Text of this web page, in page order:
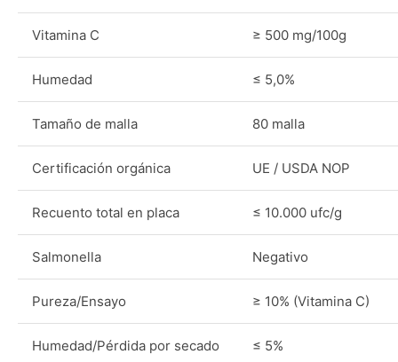
Vitamina C ≥ 500 mg/100g
Humedad ≤ 5,0%
Tamaño de malla 80 malla
Certificación orgánica UE / USDA NOP
Recuento total en placa ≤ 10.000 ufc/g
Salmonella Negativo
Pureza/Ensayo ≥ 10% (Vitamina C)
Humedad/Pérdida por secado ≤ 5%